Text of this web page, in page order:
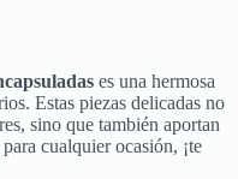
es una hermosa
Estas piezas delicadas no
sino que también aportan
cualquier ocasión, ¡te